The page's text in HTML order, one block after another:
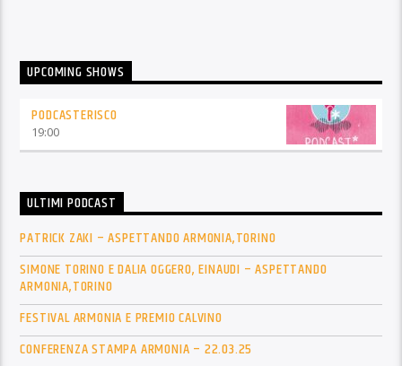
UPCOMING SHOWS
PODCASTERISCO
19:00
ULTIMI PODCAST
PATRICK ZAKI – ASPETTANDO ARMONIA,TORINO
SIMONE TORINO E DALIA OGGERO, EINAUDI – ASPETTANDO
ARMONIA,TORINO
FESTIVAL ARMONIA E PREMIO CALVINO
CONFERENZA STAMPA ARMONIA – 22.03.25